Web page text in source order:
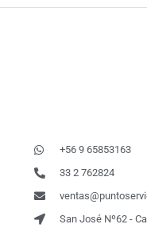
+56 9 65853163
33 2 762824
San José Nº62 -